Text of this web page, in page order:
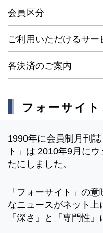
会員区分
ご利用いただけるサー
各決済のご案内
フォーサイト
1990年に会員制月刊
ト」は 2010年9月に
たにしました。
「フォーサイト」の
なニュースがネット
「深さ」と「専門性」